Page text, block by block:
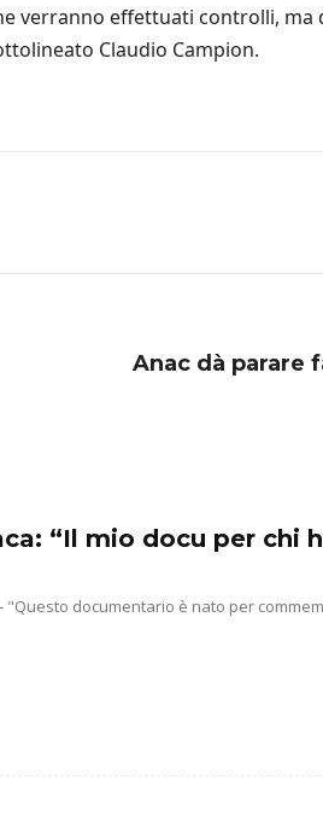
verranno effettuati controlli,
Claudio Campion.
Anac dà parare
“Il mio docu per chi
"Questo documentario è nato per